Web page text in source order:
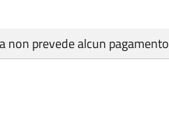
non prevede alcun pagamento